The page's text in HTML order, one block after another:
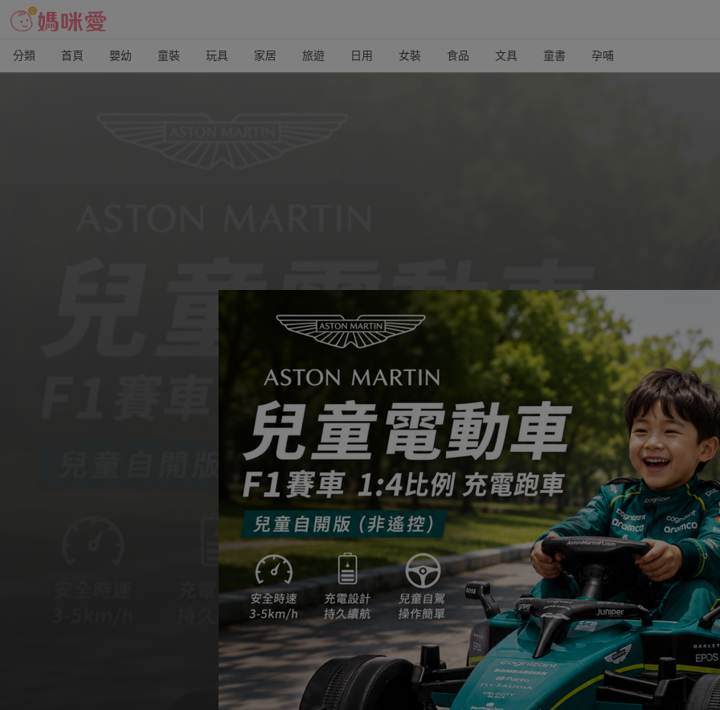
分類 首頁 嬰幼 童裝 玩具 家居 旅遊 日用 女裝 食品 文具 童書 孕哺